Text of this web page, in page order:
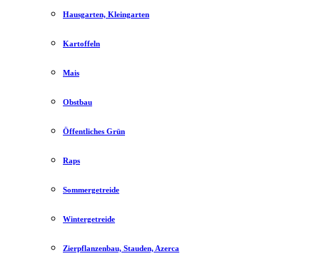
Hausgarten, Kleingarten
Kartoffeln
Mais
Obstbau
Öffentliches Grün
Raps
Sommergetreide
Wintergetreide
Zierpflanzenbau, Stauden, Azerca